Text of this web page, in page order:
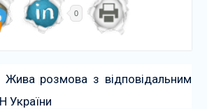
0
Попередній:
Жива розмова з відповідальним
України